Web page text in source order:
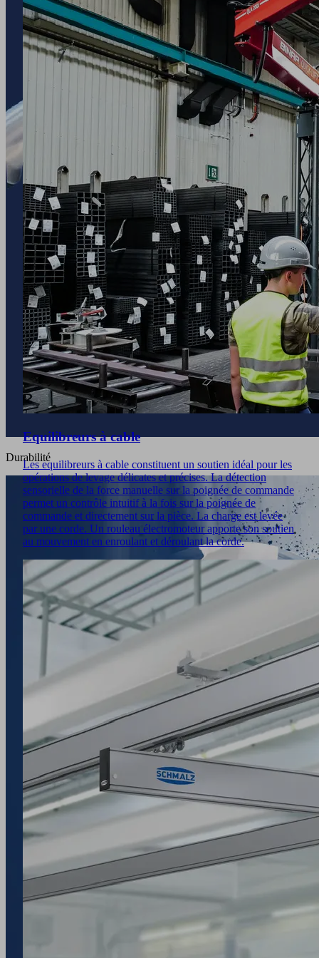
Durabilité
Equilibreurs à cable
Les equilibreurs à cable constituent un soutien idéal pour les
opérations de levage délicates et précises. La détection
sensorielle de la force manuelle sur la poignée de commande
permet un contrôle intuitif à la fois sur la poignée de
commande et directement sur la pièce. La charge est levée
par une corde. Un rouleau électromoteur apporte son soutien
au mouvement en enroulant et déroulant la corde.